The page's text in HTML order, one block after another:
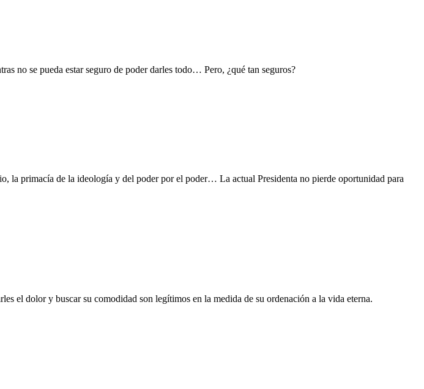
no se pueda estar seguro de poder darles todo… Pero, ¿qué tan seguros?
la primacía de la ideología y del poder por el poder… La actual Presidenta no pierde oportunidad para
el dolor y buscar su comodidad son legítimos en la medida de su ordenación a la vida eterna.